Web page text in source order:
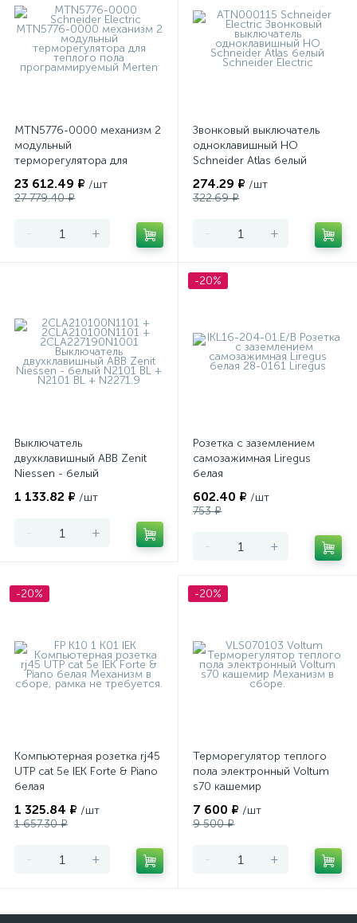
MTN5776-0000 механизм 2
модульный
терморегулятора для
программируемый Merten
23 612.49 ₽ /шт
27 779.40 ₽
- +
Звонковый выключатель
одноклавишный НО
Schneider Atlas белый
274.29 ₽ /шт
322.69 ₽
- +
Выключатель
двухклавишный ABB Zenit
Niessen - белый
1 133.82 ₽ /шт
- +
-20%
Розетка с заземлением
самозажимная Liregus
белая
602.40 ₽ /шт
753 ₽
- +
-20%
Компьютерная розетка rj45
UTP cat 5e IEK Forte & Piano
белая
1 325.84 ₽ /шт
1 657.30 ₽
- +
-20%
Терморегулятор теплого
пола электронный Voltum
s70 кашемир
7 600 ₽ /шт
9 500 ₽
- +